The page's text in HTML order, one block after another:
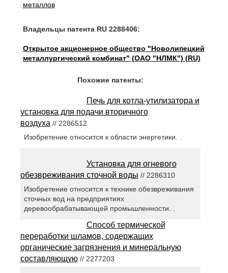
металлов
Владельцы патента RU 2288406:
Открытое акционерное общество "Новолипецкий
металлургический комбинат" (ОАО "НЛМК") (RU)
Похожие патенты:
Печь для котла-утилизатора и
установка для подачи вторичного
воздуха // 2286512
Изобретение относится к области энергетики. .
Установка для огневого
обезвреживания сточной воды // 2286310
Изобретение относится к технике обезвреживания
сточных вод на предприятиях
деревообрабатывающей промышленности. .
Способ термической
переработки шламов, содержащих
органические загрязнения и минеральную
составляющую// 2277203